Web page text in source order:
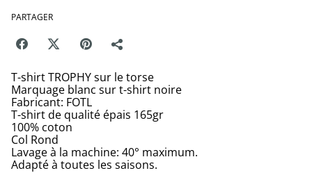
PARTAGER
T-shirt TROPHY sur le torse
Marquage blanc sur t-shirt noire
Fabricant: FOTL
T-shirt de qualité épais 165gr
100% coton
Col Rond
Lavage à la machine: 40° maximum.
Adapté à toutes les saisons.